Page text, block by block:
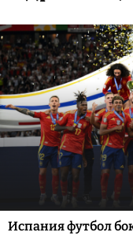
Испания футбол